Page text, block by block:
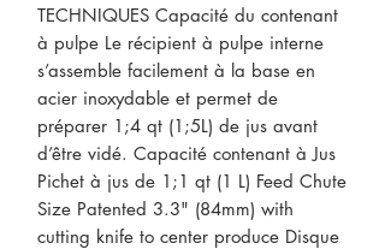
TECHNIQUES Capacité du contenant
à pulpe Le récipient à pulpe interne
s’assemble facilement à la base en
acier inoxydable et permet de
préparer 1;4 qt (1;5L) de jus avant
d’être vidé. Capacité contenant à Jus
Pichet à jus de 1;1 qt (1 L) Feed Chute
Size Patented 3.3" (84mm) with
cutting knife to center produce Disque